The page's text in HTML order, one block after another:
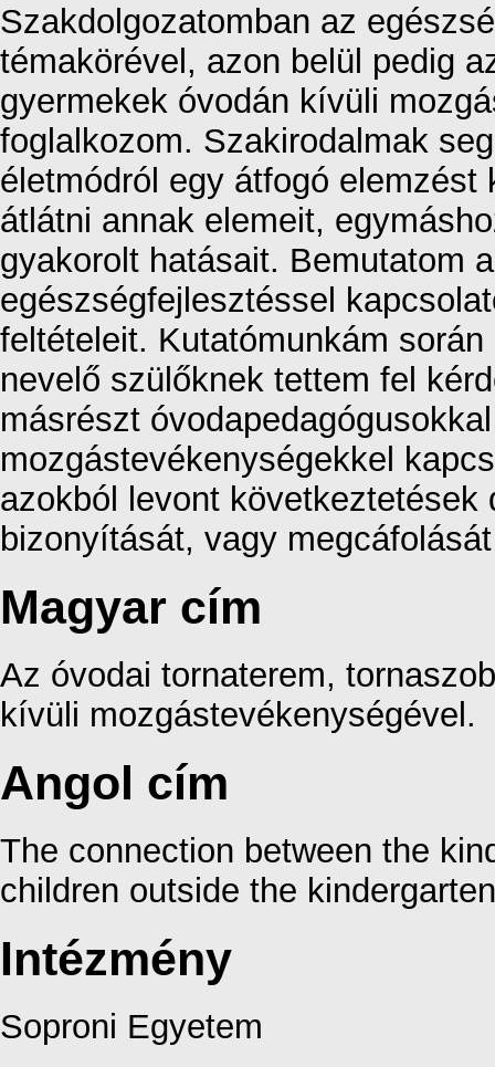
Szakdolgozatomban az
témakörével, azon belül pedig
gyermekek óvodán kívüli
foglalkozom. Szakirodalmak
életmódról egy átfogó
átlátni annak elemeit,
gyakorolt hatásait. Bemutatom
egészségfejlesztéssel
feltételeit. Kutatómunkám
nevelő szülőknek tettem fel
másrészt
mozgástevékenységekkel
azokból levont következtetések
bizonyítását, vagy
Magyar cím
Az óvodai tornaterem,
kívüli mozgástevékenységével.
Angol cím
The connection between the
children outside the
Intézmény
Soproni Egyetem